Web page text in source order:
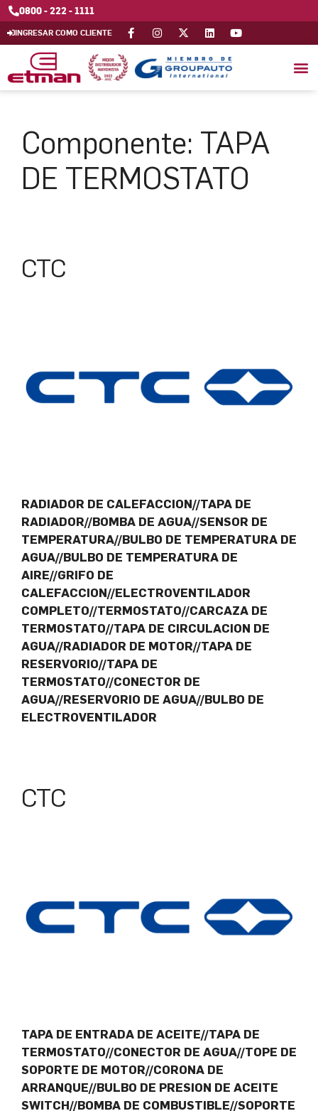
0800 - 222 - 1111
INGRESAR COMO CLIENTE
Componente: TAPA
DE TERMOSTATO
CTC
RADIADOR DE CALEFACCION//TAPA DE
RADIADOR//BOMBA DE AGUA//SENSOR DE
TEMPERATURA//BULBO DE TEMPERATURA DE
AGUA//BULBO DE TEMPERATURA DE
AIRE//GRIFO DE
CALEFACCION//ELECTROVENTILADOR
COMPLETO//TERMOSTATO//CARCAZA DE
TERMOSTATO//TAPA DE CIRCULACION DE
AGUA//RADIADOR DE MOTOR//TAPA DE
RESERVORIO//TAPA DE
TERMOSTATO//CONECTOR DE
AGUA//RESERVORIO DE AGUA//BULBO DE
ELECTROVENTILADOR
CTC
TAPA DE ENTRADA DE ACEITE//TAPA DE
TERMOSTATO//CONECTOR DE AGUA//TOPE DE
SOPORTE DE MOTOR//CORONA DE
ARRANQUE//BULBO DE PRESION DE ACEITE
SWITCH//BOMBA DE COMBUSTIBLE//SOPORTE